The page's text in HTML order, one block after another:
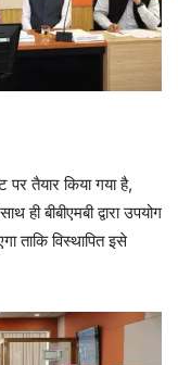
पर तैयार किया गया है,
बीबीएमबी द्वारा उपयोग
ताकि विस्थापित इसे